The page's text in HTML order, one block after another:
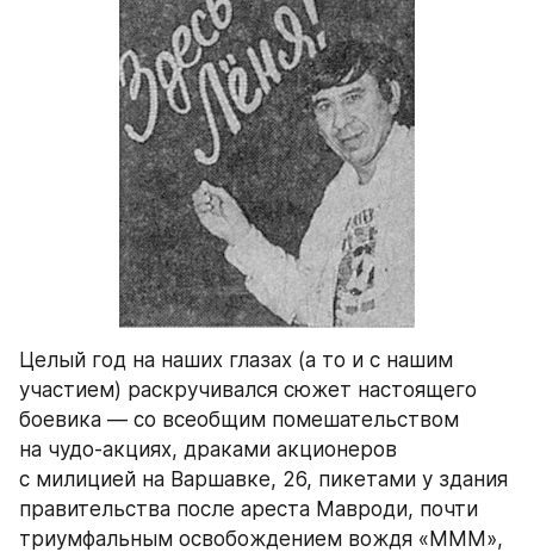
Целый год на наших глазах (а то и с нашим
участием) раскручивался сюжет настоящего
боевика — со всеобщим помешательством
на чудо-акциях, драками акционеров
с милицией на Варшавке, 26, пикетами у здания
правительства после ареста Мавроди, почти
триумфальным освобождением вождя «МММ»,